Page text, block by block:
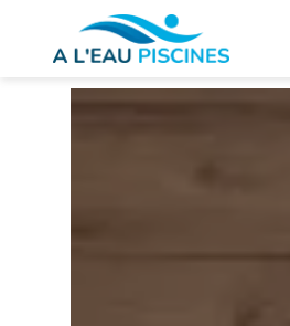
Panneau de gestion des cookies